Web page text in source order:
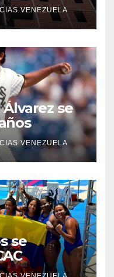
VENEZUELA
se
VENEZUELA
se